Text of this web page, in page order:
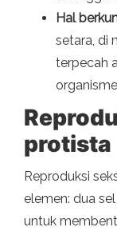
Hal
setara, di
terpecah
protista
Reproduksi
elemen: dua
untuk